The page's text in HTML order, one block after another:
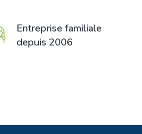
Entreprise familiale
depuis 2006